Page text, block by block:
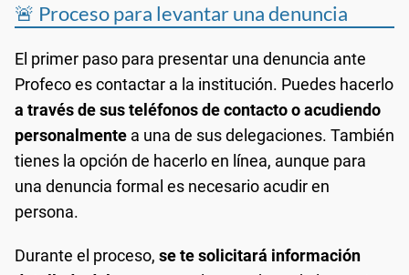
🚨 Proceso para levantar una denuncia
El primer paso para presentar una denuncia ante
Profeco es contactar a la institución. Puedes hacerlo
a través de sus teléfonos de contacto o acudiendo
personalmente a una de sus delegaciones. También
tienes la opción de hacerlo en línea, aunque para
una denuncia formal es necesario acudir en
persona.
Durante el proceso, se te solicitará información